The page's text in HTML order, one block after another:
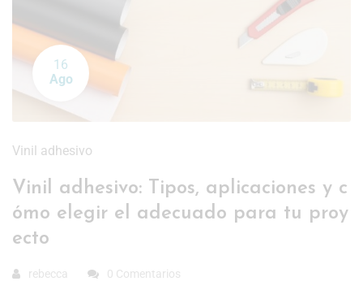
16
Ago
Vinil adhesivo
Vinil adhesivo: Tipos, aplicaciones y c
ómo elegir el adecuado para tu proy
ecto
rebecca 0 Comentarios